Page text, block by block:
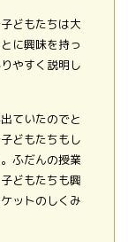
どもたちは大
に興味を持っ
やすく説明し
ていたのでと
どもたちもし
ふだんの授業
どもたちも興
ットのしくみ